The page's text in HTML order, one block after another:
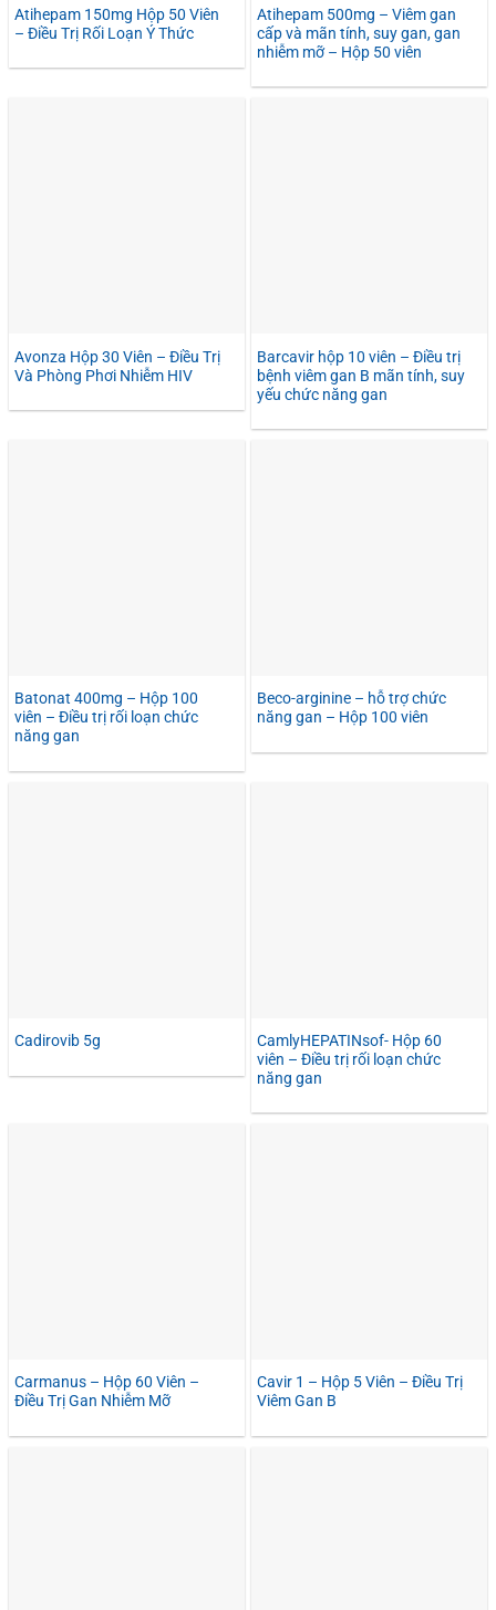
Atihepam 150mg Hộp 50 Viên
– Điều Trị Rối Loạn Ý Thức
Atihepam 500mg – Viêm gan
cấp và mãn tính, suy gan, gan
nhiễm mỡ – Hộp 50 viên
Avonza Hộp 30 Viên – Điều Trị
Và Phòng Phơi Nhiễm HIV
Barcavir hộp 10 viên – Điều trị
bệnh viêm gan B mãn tính, suy
yếu chức năng gan
Batonat 400mg – Hộp 100
viên – Điều trị rối loạn chức
năng gan
Beco-arginine – hỗ trợ chức
năng gan – Hộp 100 viên
Cadirovib 5g
CamlyHEPATINsof- Hộp 60
viên – Điều trị rối loạn chức
năng gan
Carmanus – Hộp 60 Viên –
Điều Trị Gan Nhiễm Mỡ
Cavir 1 – Hộp 5 Viên – Điều Trị
Viêm Gan B